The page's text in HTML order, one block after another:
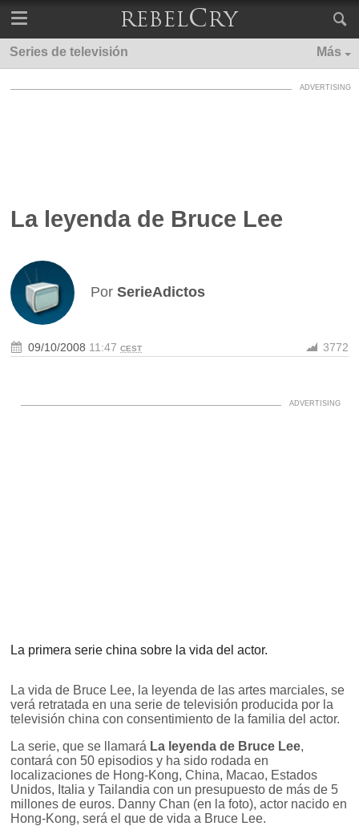
Series de televisión Más
La leyenda de Bruce Lee
PorSerieAdictos
09/10/2008 11:47CEST 3772
La primera serie china sobre la vida del actor.
La vida de Bruce Lee, la leyenda de las artes marciales, se
verá retratada en una serie de televisión producida por la
televisión china con consentimiento de la familia del actor.
La serie, que se llamará La leyenda de Bruce Lee,
contará con 50 episodios y ha sido rodada en
localizaciones de Hong-Kong, China, Macao, Estados
Unidos, Italia y Tailandia con un presupuesto de más de 5
millones de euros. Danny Chan (en la foto), actor nacido en
Hong-Kong, será el que de vida a Bruce Lee.